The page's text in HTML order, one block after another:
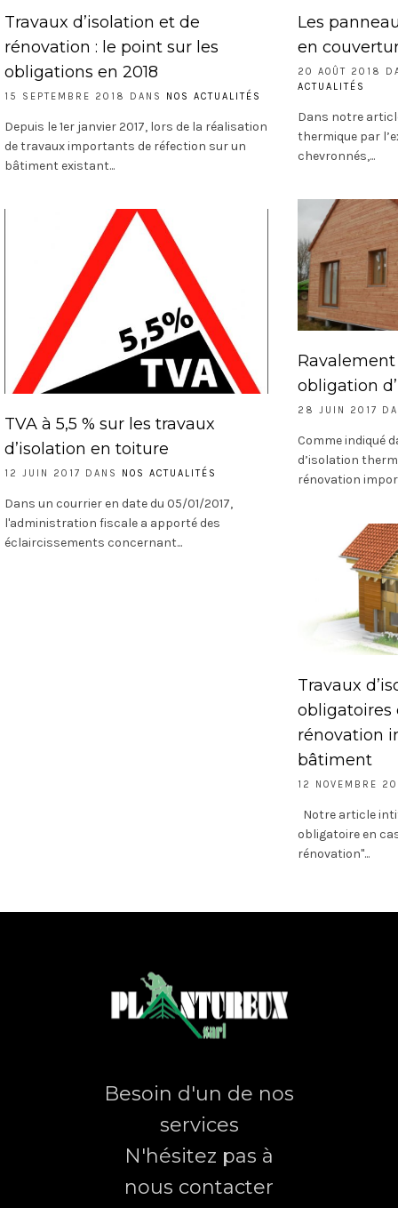
Travaux d’isolation et de
rénovation : le point sur les
obligations en 2018
15 SEPTEMBRE 2018 DANS NOS ACTUALITÉS
Depuis le 1er janvier 2017, lors de la réalisation
de travaux importants de réfection sur un
bâtiment existant...
Les
en
20 AOÛT 2018
ACTUALITÉS
Dans notre
thermique par
chevronnés,...
obligation
28 JUIN 2017
Comme indiqué
d’isolation
rénovation
TVA à 5,5 % sur les travaux
d’isolation en toiture
12 JUIN 2017 DANS NOS ACTUALITÉS
Dans un courrier en date du 05/01/2017,
l'administration fiscale a apporté des
éclaircissements concernant...
Travaux
obligatoires
rénovation
bâtiment
12 NOVEMBRE
Notre article
obligatoire en
rénovation"...
Besoin d'un de nos
services
N'hésitez pas à
nous contacter